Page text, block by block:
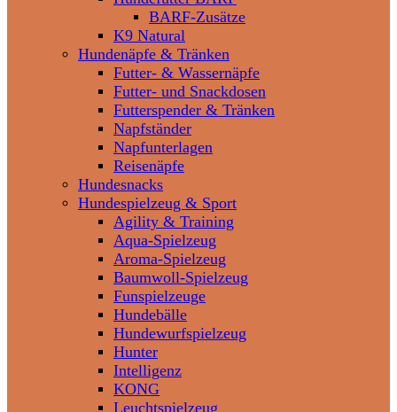
BARF-Zusätze
K9 Natural
Hundenäpfe & Tränken
Futter- & Wassernäpfe
Futter- und Snackdosen
Futterspender & Tränken
Napfständer
Napfunterlagen
Reisenäpfe
Hundesnacks
Hundespielzeug & Sport
Agility & Training
Aqua-Spielzeug
Aroma-Spielzeug
Baumwoll-Spielzeug
Funspielzeuge
Hundebälle
Hundewurfspielzeug
Hunter
Intelligenz
KONG
Leuchtspielzeug